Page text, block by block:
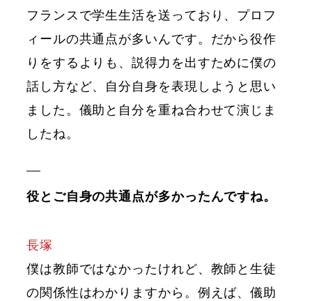
フランスで学生生活を送っており、プロフ
ィールの共通点が多いんです。だから役作
りをするよりも、説得力を出すために僕の
話し方など、自分自身を表現しようと思い
ました。儀助と自分を重ね合わせて演じま
したね。
役とご自身の共通点が多かったんですね。
長塚
僕は教師ではなかったけれど、教師と生徒
の関係性はわかりますから。例えば、儀助